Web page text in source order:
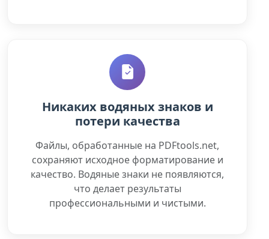
Никаких водяных знаков и
потери качества
Файлы, обработанные на PDFtools.net,
сохраняют исходное форматирование и
качество. Водяные знаки не появляются,
что делает результаты
профессиональными и чистыми.